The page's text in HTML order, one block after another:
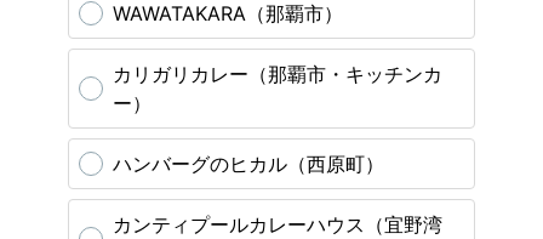
WAWATAKARA（那覇市）
カリガリカレー（那覇市・キッチンカ
ー）
ハンバーグのヒカル（西原町）
カンティプールカレーハウス（宜野湾